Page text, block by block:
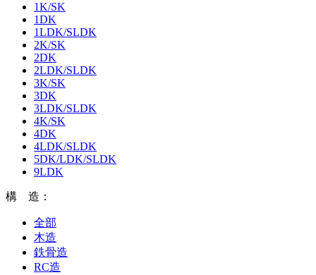
1K/SK
1DK
1LDK/SLDK
2K/SK
2DK
2LDK/SLDK
3K/SK
3DK
3LDK/SLDK
4K/SK
4DK
4LDK/SLDK
5DK/LDK/SLDK
9LDK
構 造：
全部
木造
鉄骨造
RC造